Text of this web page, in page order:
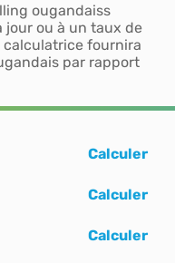
ougandaiss
jour ou à un taux de
fournira
par rapport
Calculer
Calculer
Calculer